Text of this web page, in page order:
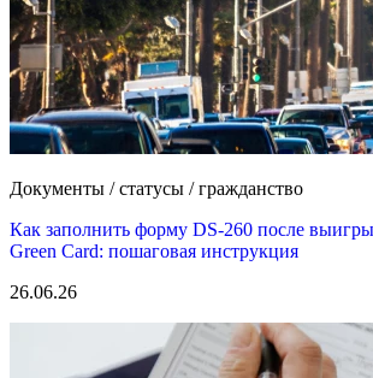
Документы / статусы / гражданство
Как заполнить форму DS-260 после
Green Card: пошаговая инструкция
26.06.26